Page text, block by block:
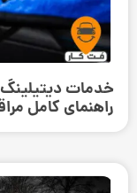
خدمات
راهنمای کامل